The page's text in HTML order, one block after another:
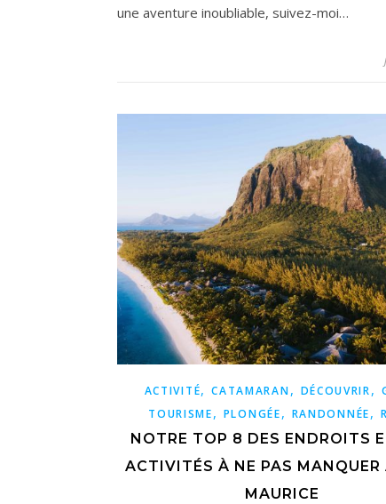
une aventure inoubliable, suivez-moi…
ACTIVITÉ,CATAMARAN, DÉCOUVRIR,
TOURISME, PLONGÉE, RANDONNÉE,
NOTRE TOP 8 DES ENDROITS
ACTIVITÉS À NE PAS MANQUER
MAURICE